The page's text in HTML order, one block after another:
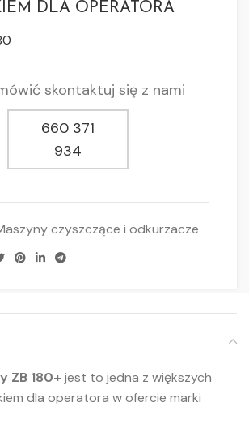
DLA OPERATORA
skontaktuj się z nami
660 371
934
czyszczące i odkurzacze
ZB 180+ jest to jedna z większych
dla operatora w ofercie marki